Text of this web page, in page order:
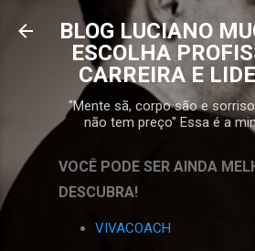
Pular para o conteúdo
BLOG LUCIANO
ESCOLHA
CARREIRA E
"Mente sã, corpo são e
não tem preço" Essa é a
VOCÊ PODE SER AINDA
DESCUBRA!
VIVACOACH